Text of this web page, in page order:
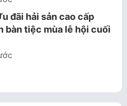
đãi hải sản cao cấp
bàn tiệc mùa lễ hội cuối